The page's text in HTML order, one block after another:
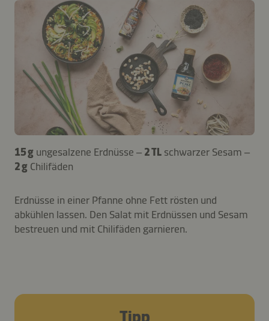
15 g ungesalzene Erdnüsse – 2 TL schwarzer Sesam –
2 g Chilifäden
Erdnüsse in einer Pfanne ohne Fett rösten und
abkühlen lassen. Den Salat mit Erdnüssen und Sesam
bestreuen und mit Chilifäden garnieren.
Tipp